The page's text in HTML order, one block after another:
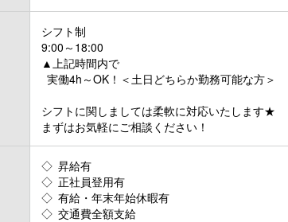
シフト制
9:00～18:00
▲上記時間内で
実働4h～OK！＜土日どちらか勤務可能な方＞
シフトに関しましては柔軟に対応いたします★
まずはお気軽にご相談ください！
◇ 昇給有
◇ 正社員登用有
◇ 有給・年末年始休暇有
◇ 交通費全額支給